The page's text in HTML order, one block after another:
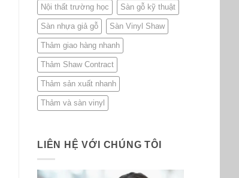
Nội thất trường học Sàn gỗ kỹ thuật
Sàn nhựa giả gỗ Sàn Vinyl Shaw
Thảm giao hàng nhanh
Thảm Shaw Contract
Thảm sản xuất nhanh
Thảm và sàn vinyl
LIÊN HỆ VỚI CHÚNG TÔI